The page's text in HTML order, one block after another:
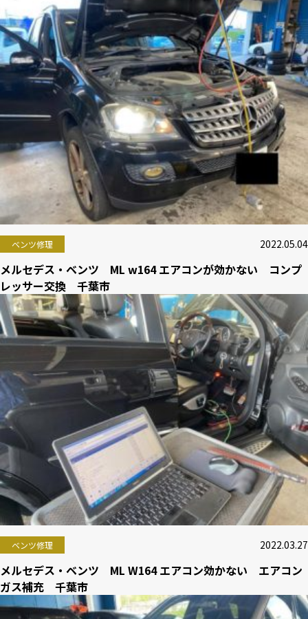
ベンツ修理 2022.05.04
メルセデス・ベンツ ML w164 エアコンが効かない コンプ
レッサー交換 千葉市
ベンツ修理 2022.03.27
メルセデス・ベンツ ML W164 エアコン効かない エアコン
ガス補充 千葉市